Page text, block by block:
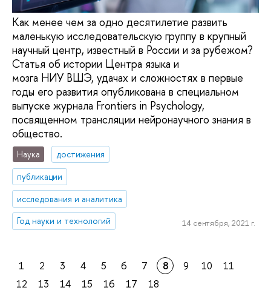
Как менее чем за одно десятилетие развить
маленькую исследовательскую группу в крупный
научный центр, известный в России и за рубежом?
Статья об истории Центра языка и
мозга НИУ ВШЭ, удачах и сложностях в первые
годы его развития опубликована в специальном
выпуске журнала Frontiers in Psychology,
посвященном трансляции нейронаучного знания в
общество.
Наука
достижения
публикации
исследования и аналитика
Год науки и технологий
14 сентября, 2021 г.
1 2 3 4 5 6 7 8 9 10
11
12
13 14 15 16 17 18